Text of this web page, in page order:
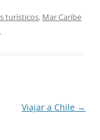
turísticos, Mar Caribe
.
Viajar a Chile →